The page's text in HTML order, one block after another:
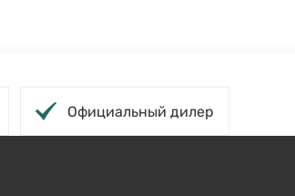
Официальный дилер